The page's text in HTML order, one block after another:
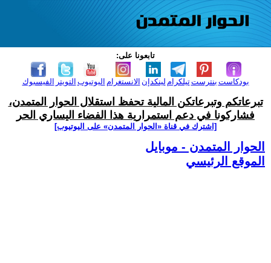
تابعونا على:
الفيسبوك التويتر اليوتيوب الانستغرام لينكدإن تيلكرامبنترست بودكاست
تبرعاتكم وتبرعاتكن المالية تحفظ استقلال الحوار المتمدن،
فشاركونا في دعم استمرارية هذا الفضاء اليساري الحر
[اشترك في قناة ‫«الحوار المتمدن» على اليوتيوب]
الحوار المتمدن - موبايل
الموقع الرئيسي